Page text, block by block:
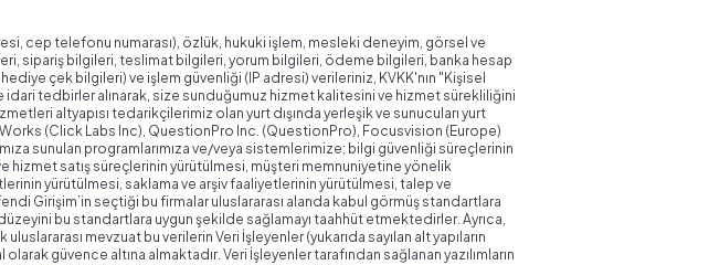
cep telefonu numarası), özlük, hukuki işlem, mesleki deneyim, görsel ve
sipariş bilgileri, teslimat bilgileri, yorum bilgileri, ödeme bilgileri, banka hesap
çek bilgileri) ve işlem güvenliği (IP adresi) verileriniz, KVKK'nın "Kişisel
idari tedbirler alınarak, size sunduğumuz hizmet kalitesini ve hizmet sürekliliğini
altyapısı tedarikçilerimiz olan yurt dışında yerleşik ve sunucuları yurt
(Click Labs Inc), QuestionPro Inc. (QuestionPro), Focusvision (Europe)
sunulan programlarımıza ve/veya sistemlerimize; bilgi güvenliği süreçlerinin
satış süreçlerinin yürütülmesi, müşteri memnuniyetine yönelik
yürütülmesi, saklama ve arşiv faaliyetlerinin yürütülmesi, talep ve
Girişim’in seçtiği bu firmalar uluslararası alanda kabul görmüş standartlara
bu standartlara uygun şekilde sağlamayı taahhüt etmektedirler. Ayrıca,
mevzuat bu verilerin Veri İşleyenler (yukarıda sayılan alt yapıların
güvence altına almaktadır. Veri İşleyenler tarafından sağlanan yazılımların